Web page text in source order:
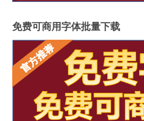
免费可商用字体批量下载